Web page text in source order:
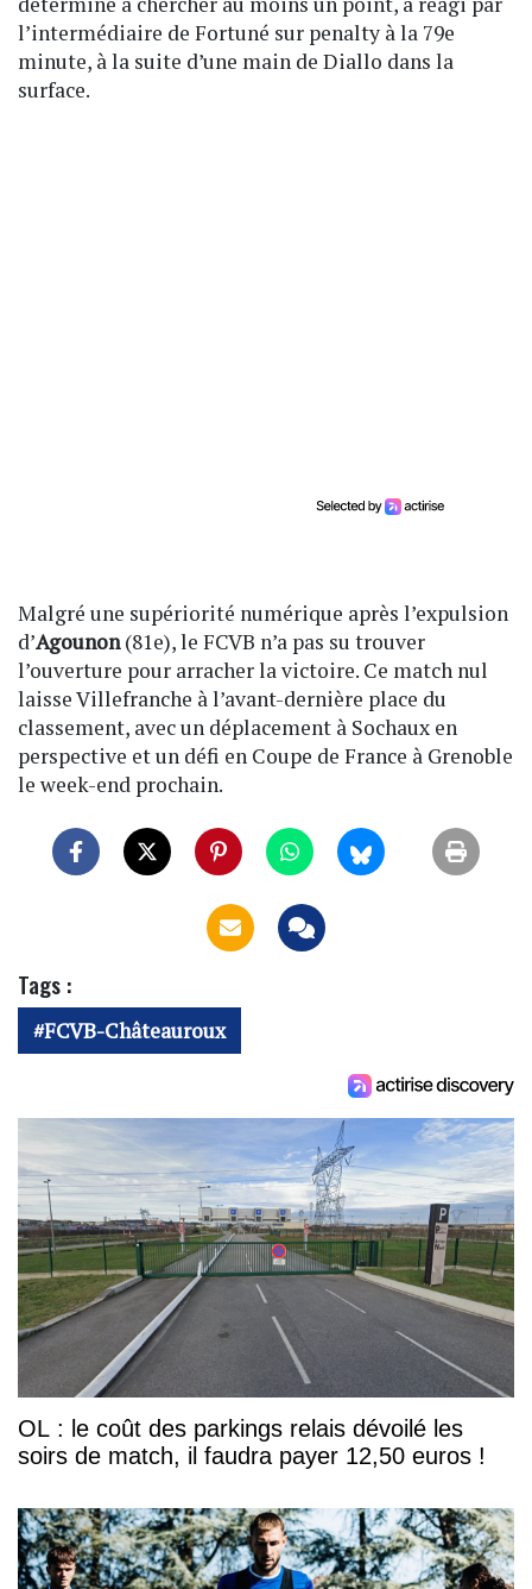
l’intermédiaire de Fortuné sur penalty à la 79e
minute, à la suite d’une main de Diallo dans la
surface.
Malgré une supériorité numérique après l’expulsion
d’Agounon(81e), le FCVB n’a pas su trouver
l’ouverture pour arracher la victoire. Ce match nul
laisse Villefranche à l’avant-dernière place du
classement, avec un déplacement à Sochaux en
perspective et un défi en Coupe de France à Grenoble
le week-end prochain.
Tags :
FCVB-Châteauroux
OL : le coût des parkings relais dévoilé les
soirs de match, il faudra payer 12,50 euros !